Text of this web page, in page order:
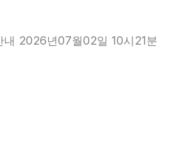
내 2026년07월02일 10시21분